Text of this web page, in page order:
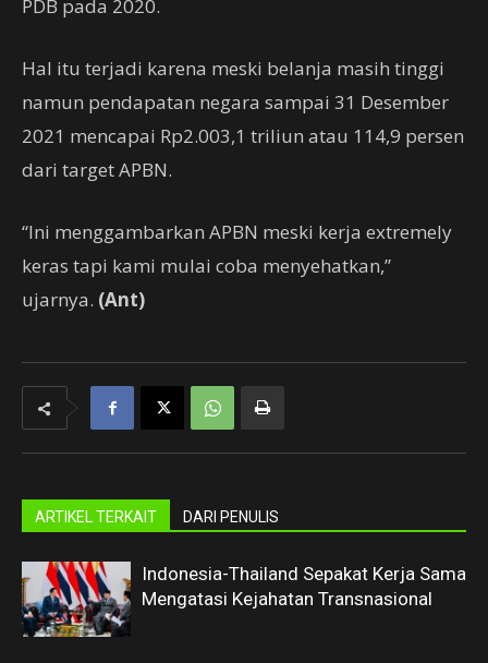
PDB pada 2020.
Hal itu terjadi karena meski belanja masih tinggi
namun pendapatan negara sampai 31 Desember
2021 mencapai Rp2.003,1 triliun atau 114,9 persen
dari target APBN.
“Ini menggambarkan APBN meski kerja extremely
keras tapi kami mulai coba menyehatkan,”
ujarnya. (Ant)
ARTIKEL TERKAIT DARI PENULIS
Indonesia-Thailand Sepakat Kerja Sama
Mengatasi Kejahatan Transnasional